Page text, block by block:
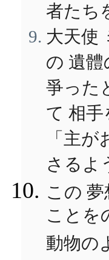
者たち
大天使
の 遺
爭った
て 相手
「主
さるよ
この
ことを
動物の